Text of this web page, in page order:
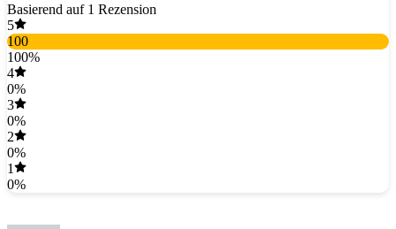
Basierend auf 1 Rezension
5
100
100%
4
0%
3
0%
2
0%
1
0%